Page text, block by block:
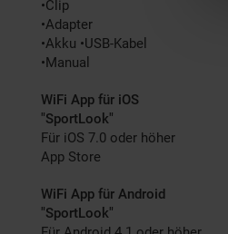
•Clip
•Adapter
•Akku •USB-Kabel
•Manual
WiFi App für iOS
"SportLook"
Für iOS 7.0 oder höher
App Store
WiFi App für Android
"SportLook"